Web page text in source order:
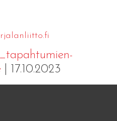
| 17.10.2023